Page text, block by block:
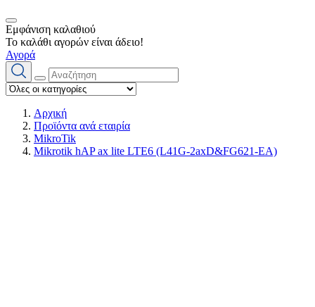
Εμφάνιση καλαθιού
Το καλάθι αγορών είναι άδειο!
Αγορά
Αρχική
Προϊόντα ανά εταιρία
MikroTik
Mikrotik hAP ax lite LTE6 (L41G-2axD&FG621-EA)